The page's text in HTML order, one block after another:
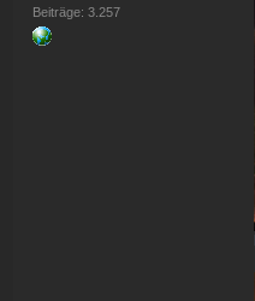
Beiträge: 3.257